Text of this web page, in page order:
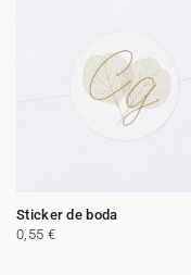
Sticker de boda
0,55 €